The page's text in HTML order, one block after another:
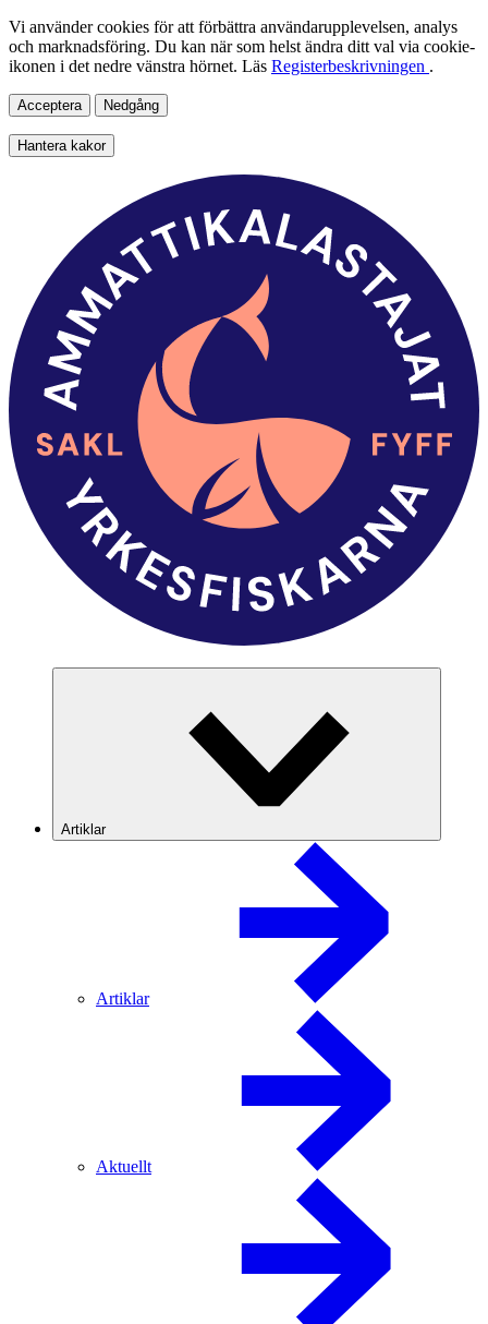
Vi använder cookies för att förbättra användarupplevelsen, analys
och marknadsföring. Du kan när som helst ändra ditt val via cookie-
ikonen i det nedre vänstra hörnet. Läs Registerbeskrivningen .
Acceptera Nedgång
Hantera kakor
Artiklar
Artiklar
Aktuellt